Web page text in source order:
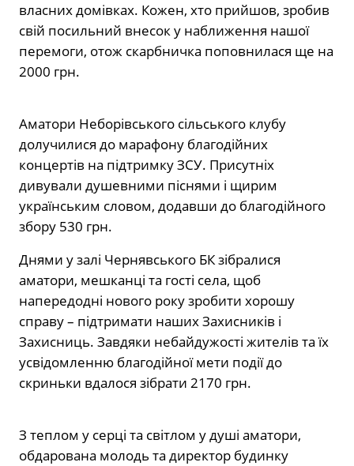
власних домівках. Кожен, хто прийшов, зробив
свій посильний внесок у наближення нашої
перемоги, отож скарбничка поповнилася ще на
2000 грн.
Аматори Неборівського сільського клубу
долучилися до марафону благодійних
концертів на підтримку ЗСУ. Присутніх
дивували душевними піснями і щирим
українським словом, додавши до благодійного
збору 530 грн.
Днями у залі Чернявського БК зібралися
аматори, мешканці та гості села, щоб
напередодні нового року зробити хорошу
справу – підтримати наших Захисників і
Захисниць. Завдяки небайдужості жителів та їх
усвідомленню благодійної мети події до
скриньки вдалося зібрати 2170 грн.
З теплом у серці та світлом у душі аматори,
обдарована молодь та директор будинку